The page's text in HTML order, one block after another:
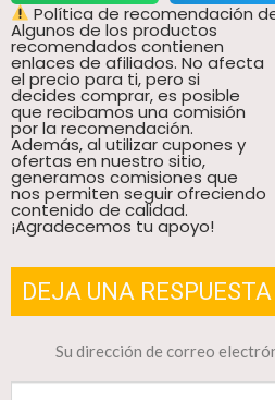
Política de recomendación
Algunos de los productos
recomendados contienen
enlaces de afiliados. No afecta
el precio para ti, pero si
decides comprar, es posible
que recibamos una comisión
por la recomendación.
Además, al utilizar cupones y
ofertas en nuestro sitio,
generamos comisiones que
nos permiten seguir ofreciendo
contenido de calidad.
¡Agradecemos tu apoyo!
DEJA UNA RESPUESTA
Su dirección de correo